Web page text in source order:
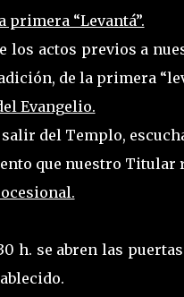
primera “Levantá”.
los actos previos a
de la primera
Evangelio.
salir del Templo,
que nuestro Titular
h. se abren las